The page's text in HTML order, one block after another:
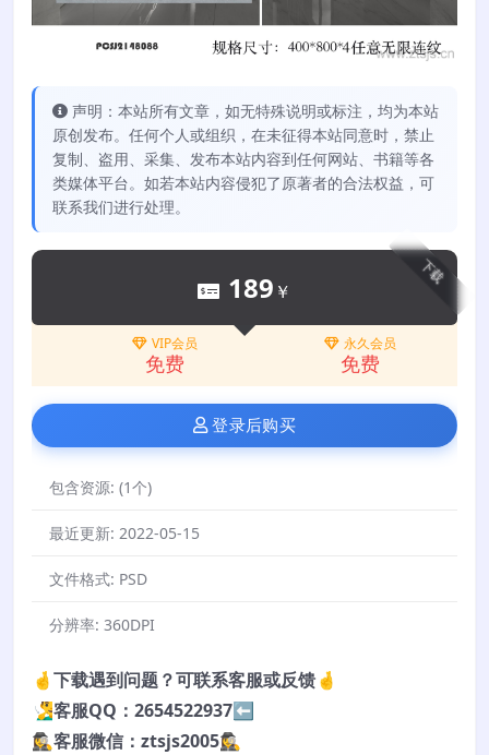
声明：本站所有文章，如无特殊说明或标注，均为本站
原创发布。任何个人或组织，在未征得本站同意时，禁止
复制、盗用、采集、发布本站内容到任何网站、书籍等各
类媒体平台。如若本站内容侵犯了原著者的合法权益，可
联系我们进行处理。
下载
189 ￥
VIP会员
免费
永久会员
免费
登录后购买
包含资源: (1个)
最近更新: 2022-05-15
文件格式: PSD
分辨率: 360DPI
🤞下载遇到问题？可联系客服或反馈🤞
🧏‍♂️客服QQ：2654522937⬅️
🕵️‍♀️客服微信：ztsjs2005🕵️‍♀️